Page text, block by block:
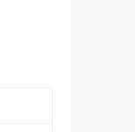
作系